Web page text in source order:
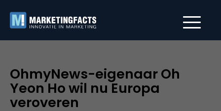
OhmyNews-eigenaar Oh
Yeon Ho wil nu Europa
veroveren